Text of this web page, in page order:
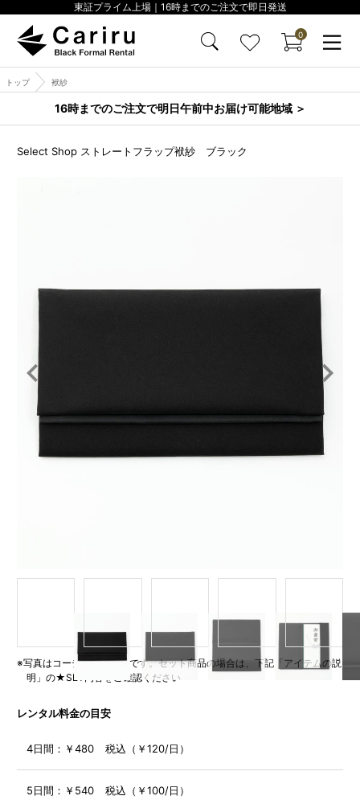
東証プライム上場｜16時までのご注文で即日発送
0
トップ 袱紗
16時までのご注文で明日午前中お届け可能地域 ＞
Select Shop ストレートフラップ袱紗 ブラック
※写真はコーディネート例です。セット商品の場合は、下記「アイテムの説
明」の★SET内容をご確認ください
レンタル料金の目安
4日間： ￥480 税込（￥120/日）
5日間： ￥540 税込（￥100/日）